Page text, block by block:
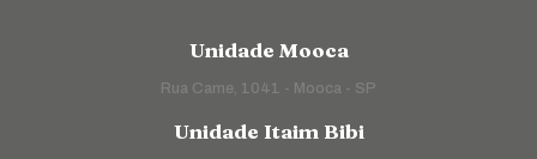
Unidade Mooca
Rua Came, 1041 - Mooca - SP
Unidade Itaim Bibi